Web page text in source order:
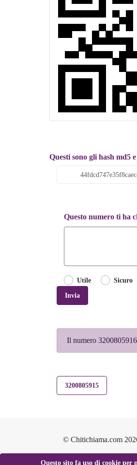
Questi sono gli hash md5
Questo numero ti ha
Utile Sicuro
Invia
Il numero
3200805915
© Chitichiama.com
Questo sito fa uso di cookie per